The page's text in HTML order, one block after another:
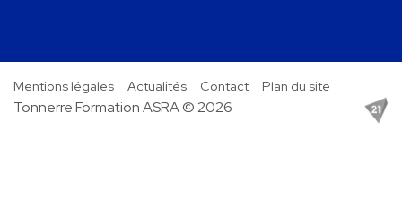
Mentions légales Actualités Contact Plan du site
Tonnerre Formation ASRA © 2026